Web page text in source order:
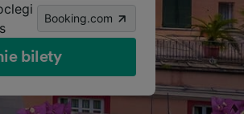
Booking.com
bilety